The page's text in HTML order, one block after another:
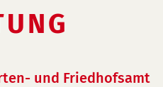
und Friedhofsamt